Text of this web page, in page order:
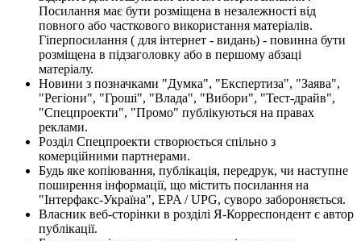
Посилання має бути розміщена в незалежності від
повного або часткового використання матеріалів.
Гіперпосилання ( для інтернет - видань) - повинна бути
розміщена в підзаголовку або в першому абзаці
матеріалу.
Новини з позначками "Думка", "Експертиза", "Заява",
"Регіони", "Гроші", "Влада", "Вибори", "Тест-драйв",
"Спецпроекти", "Промо" публікуються на правах
реклами.
Розділ Спецпроекти створюється спільно з
комерційними партнерами.
Будь яке копіювання, публікація, передрук, чи наступне
поширення інформації, що містить посилання на
"Інтерфакс-Україна", EPA / UPG, суворо забороняється.
Власник веб-сторінки в розділі Я-Корреспондент є автор
публікації.